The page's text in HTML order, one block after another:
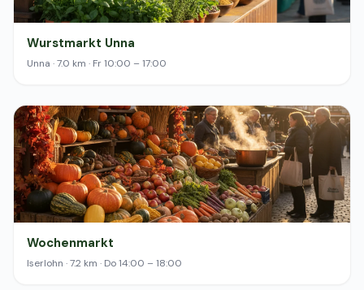
Wurstmarkt Unna
Unna · 7.0 km · Fr 10:00 – 17:00
Wochenmarkt
Iserlohn · 7.2 km · Do 14:00 – 18:00